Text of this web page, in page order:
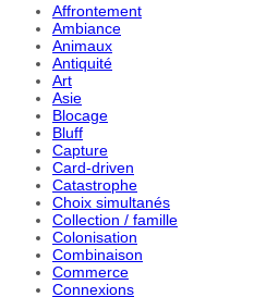
Affrontement
Ambiance
Animaux
Antiquité
Art
Asie
Blocage
Bluff
Capture
Card-driven
Catastrophe
Choix simultanés
Collection / famille
Colonisation
Combinaison
Commerce
Connexions